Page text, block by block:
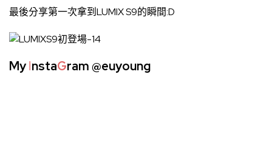
最後分享第一次拿到LUMIX S9的瞬間:D
MyInstaGram@euyoung